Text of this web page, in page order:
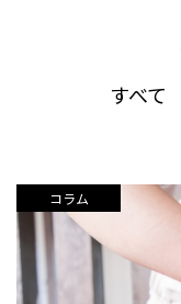
すべて
コラム